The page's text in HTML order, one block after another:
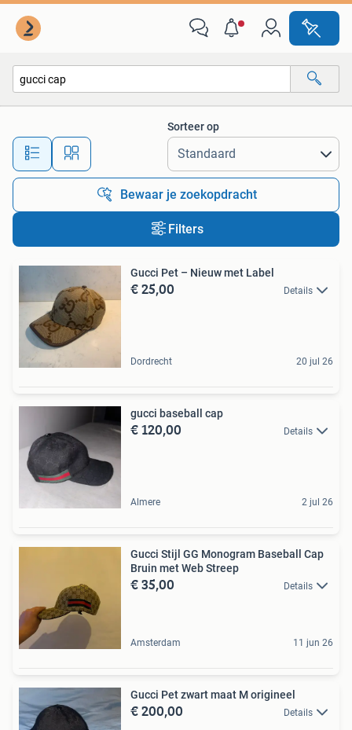
Alle afstanden…
Sorteer op
Bewaar je zoekopdracht
Filters
Gucci Pet – Nieuw met Label
€ 25,00 Details
Dordrecht 20 jul 26
gucci baseball cap
€ 120,00 Details
Almere 2 jul 26
Gucci Stijl GG Monogram Baseball Cap
Bruin met Web Streep
€ 35,00 Details
Amsterdam 11 jun 26
Gucci Pet zwart maat M origineel
€ 200,00 Details